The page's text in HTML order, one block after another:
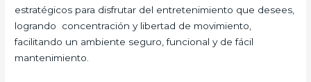
estratégicos para disfrutar del entretenimiento que desees,
logrando concentración y libertad de movimiento,
facilitando un ambiente seguro, funcional y de fácil
mantenimiento.